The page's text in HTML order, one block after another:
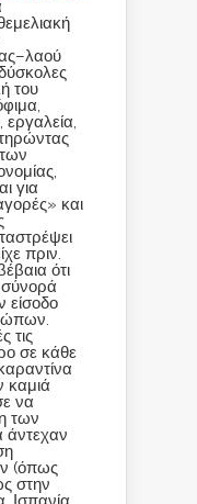
του
εργαλεία,
για
και
πριν.
ότι
σύνορά
είσοδο
τις
σε κάθε
να
των
άντεχαν
(όπως
στην